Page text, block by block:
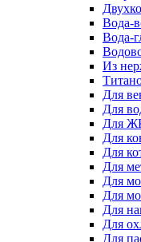
Вода-
Вода-
Из
Для
Для
Для
Для
Для
Для
Для
Для
Для
Для
Для